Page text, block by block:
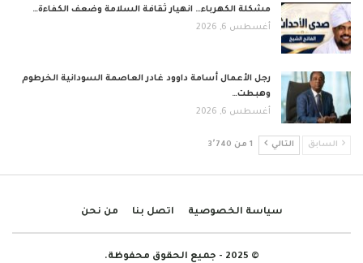
مشكلة الكهرباء… انهيار ثقافة السلامة وضعف الكفاءة…
أغسطس 6, 2026
رجل الأعمال أسامة داوود غادر العاصمة السودانية الخرطوم
وهبطت…
أغسطس 6, 2026
السابق التالي 1 من 3٬740
سياسة الخصوصية اتصل بنا من نحن
© 2025 - جميع الحقوق محفوظة.